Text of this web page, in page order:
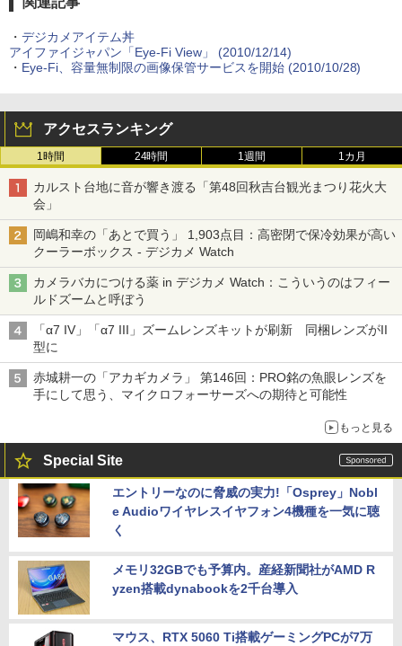
・ デジカメアイテム丼
アイファイジャパン「Eye-Fi View」 (2010/12/14)
・ Eye-Fi、容量無制限の画像保管サービスを開始 (2010/10/28)
アクセスランキング
1時間 24時間 1週間 1カ月
カルスト台地に音が響き渡る「第48回秋吉台観光まつり花火大
会」
岡嶋和幸の「あとで買う」 1,903点目：高密閉で保冷効果が高い
クーラーボックス - デジカメ Watch
カメラバカにつける薬 in デジカメ Watch：こういうのはフィー
ルドズームと呼ぼう
「α7 IV」「α7 III」ズームレンズキットが刷新 同梱レンズがII
型に
赤城耕一の「アカギカメラ」 第146回：PRO銘の魚眼レンズを
手にして思う、マイクロフォーサーズへの期待と可能性
もっと見る
Special Site
エントリーなのに脅威の実力!「Osprey」Nobl
e Audioワイヤレスイヤフォン4機種を一気に聴
く
メモリ32GBでも予算内。産経新聞社がAMD R
yzen搭載dynabookを2千台導入
マウス、RTX 5060 Ti搭載ゲーミングPCが7万